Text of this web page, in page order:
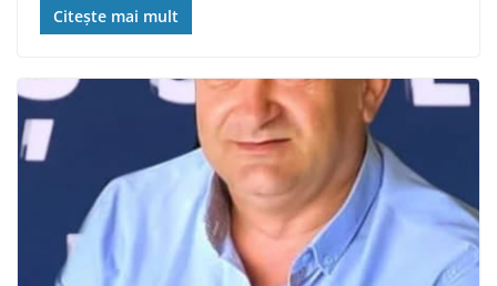
Citește mai mult